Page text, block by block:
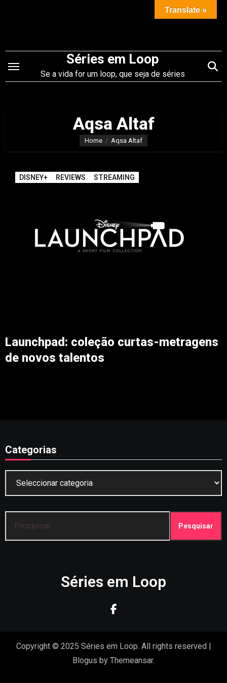
conteúdo
Séries em Loop
Se a vida for um loop, que seja de séries
Aqsa Altaf
Home Aqsa Altaf
DISNEY+ REVIEWS STREAMING
Launchpad: coleção curtas-metragens
de novos talentos
Categorias
por:
Séries em Loop
Copyright © 2025 Séries em Loop. All rights reserved |
Blogus by Themeansar.
Translate »